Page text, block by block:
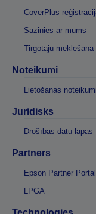
CoverPlus
Sazinies ar mums
Tirgotāju meklēšana
Noteikumi
Lietošanas noteikumi
Juridisks
Drošības datu lapas
Partners
Epson Partner Portal
LPGA